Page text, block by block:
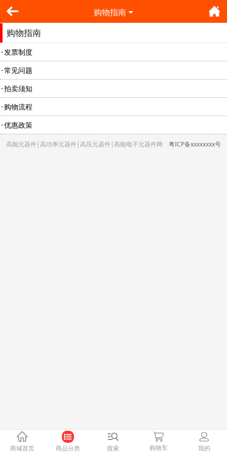
购物指南
购物指南
发票制度
常见问题
拍卖须知
购物流程
优惠政策
高能元器件|高功率元器件|高压元器件|高能电子元器件网 粤ICP备xxxxxxxx号
商城首页 商品分类 搜索 购物车 我的